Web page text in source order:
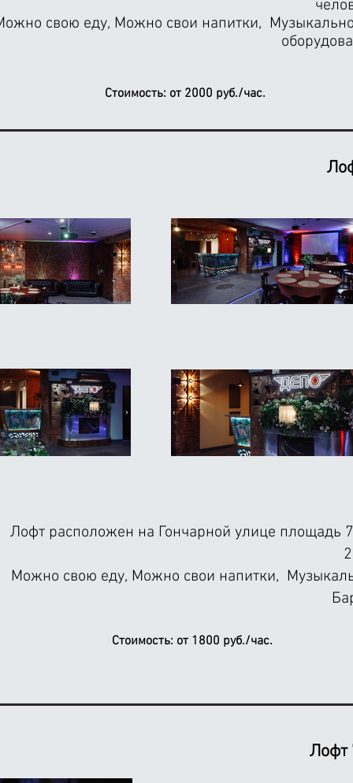
свою еду, Можно свои напитки,
Стоимость: от 2000 руб./час.
Лофт расположен на Гончарной улице площадь
Можно свою еду, Можно свои напитки,
Стоимость: от 1800 руб./час.
Лофт